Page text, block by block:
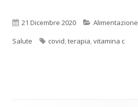
Pubblicato
21 Dicembre 2020 Categorie
Alimentazione
Salute
Tag
covid,terapia,vitamina c